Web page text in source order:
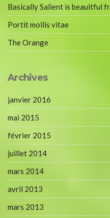
Basically Salient is beauitful
Portit mollis vitae
The Orange
Archives
janvier 2016
mai 2015
février 2015
juillet 2014
mars 2014
avril 2013
mars 2013